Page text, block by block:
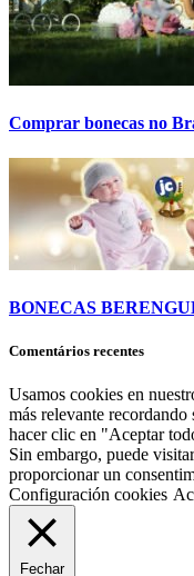
Comprar bonecas no
BONECAS
Comentários recentes
Usamos cookies en
más relevante
hacer clic en "Aceptar
Sin embargo, puede
proporcionar un
Configuración cookies
Fechar